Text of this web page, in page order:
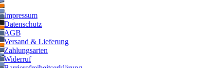
Impressum
Datenschutz
AGB
Versand & Lieferung
Zahlungsarten
Widerruf